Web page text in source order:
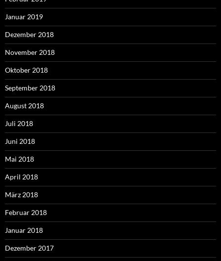
Januar 2019
Dezember 2018
November 2018
Oktober 2018
September 2018
August 2018
Juli 2018
Juni 2018
Mai 2018
April 2018
März 2018
Februar 2018
Januar 2018
Dezember 2017